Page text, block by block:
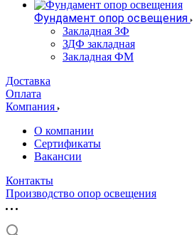
Фундамент опор освещения
Закладная ЗФ
ЗДФ закладная
Закладная ФМ
Доставка
Оплата
Компания
О компании
Сертификаты
Вакансии
Контакты
Производство опор освещения